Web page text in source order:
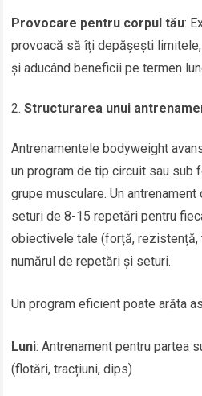
Provocare pentru corpul tău:
provoacă să îți depășești
și aducând beneficii pe termen
Structurarea unui
Antrenamentele bodyweight
un program de tip circuit sau sub
grupe musculare. Un
seturi de 8-15 repetări pentru
obiectivele tale (forță, rezistență,
numărul de repetări și seturi.
Un program eficient poate arăta
Luni: Antrenament pentru partea
(flotări, tracțiuni, dips)